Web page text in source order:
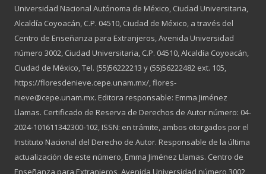
Universidad Nacional Autónoma de México, Ciudad Universitaria,
Alcaldía Coyoacán, C.P. 04510, Ciudad de México, a través del
Centro de Enseñanza para Extranjeros, Avenida Universidad
número 3002, Ciudad Universitaria, C.P. 04510, Alcaldía Coyoacán,
Ciudad de México, Tel. (55)56222213 y (55)56222482 ext. 105,
https://floresdenieve.cepe.unam.mx/, flores-
nieve@cepe.unam.mx. Editora responsable: Emma Jiménez
Llamas. Certificado de Reserva de Derechos de Autor número: 04-
2024-101611342300-102, ISSN: en trámite, ambos otorgados por el
Instituto Nacional del Derecho de Autor. Responsable de la última
actualización de este número, Emma Jiménez Llamas. Centro de
Enseñanza para Extranjeros, Avenida Universidad número 3002,